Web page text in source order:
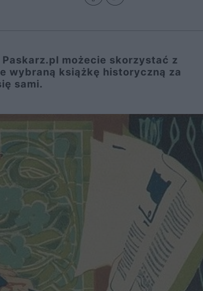
możecie skorzystać z
wybraną książkę historyczną za
sami.